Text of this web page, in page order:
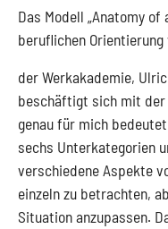
Das Modell „Anatomy
beruflichen Orientierung
der Werkakademie,
beschäftigt sich mit
genau für mich
sechs Unterkategorien
verschiedene Aspekte
einzeln zu betrachten,
Situation anzupassen.